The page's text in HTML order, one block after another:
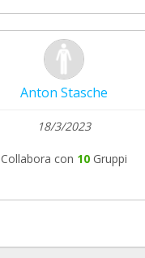
Anton Stasche
18/3/2023
Collabora con 10 Gruppi